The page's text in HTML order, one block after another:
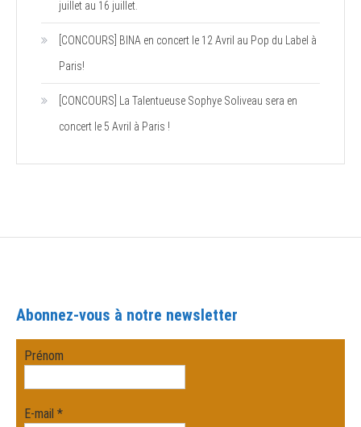
juillet au 16 juillet.
[CONCOURS] BINA en concert le 12 Avril au Pop du Label à
Paris!
[CONCOURS] La Talentueuse Sophye Soliveau sera en
concert le 5 Avril à Paris !
Abonnez-vous à notre newsletter
Prénom
E-mail*